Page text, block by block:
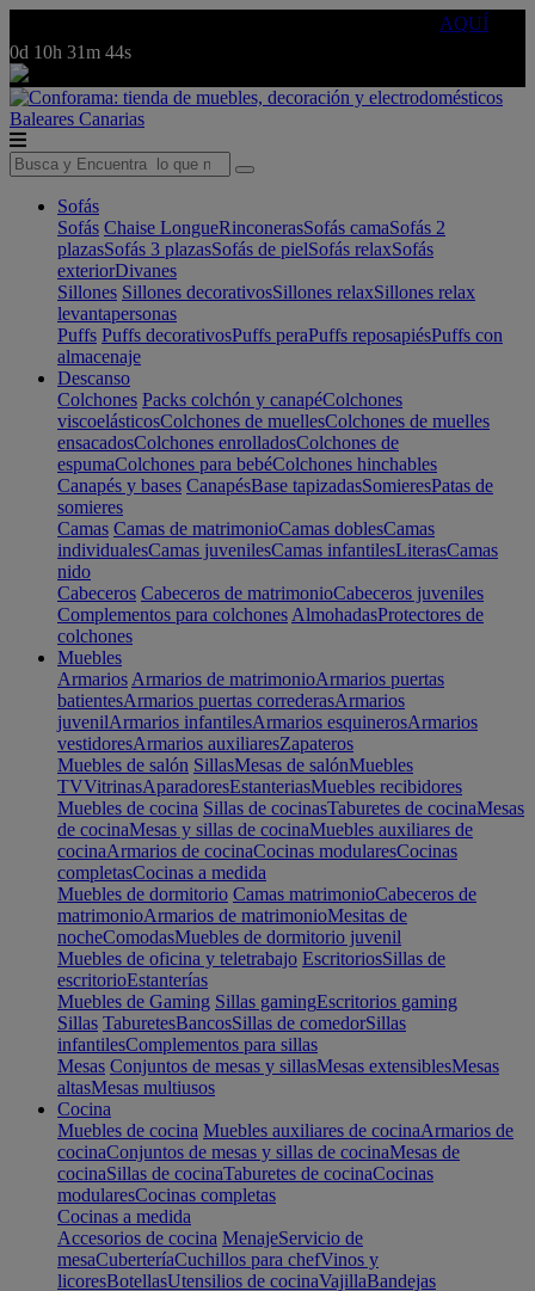
AQUÍ
0d 10h 31m 44s
Baleares Canarias
Sofás
Sofás Chaise LongueRinconerasSofás camaSofás 2
plazasSofás 3 plazasSofás de pielSofás relaxSofás
exteriorDivanes
Sillones Sillones decorativosSillones relaxSillones relax
levantapersonas
Puffs Puffs decorativosPuffs peraPuffs reposapiésPuffs con
almacenaje
Descanso
Colchones Packs colchón y canapéColchones
viscoelásticosColchones de muellesColchones de muelles
ensacadosColchones enrolladosColchones de
espumaColchones para bebéColchones hinchables
Canapés y bases CanapésBase tapizadasSomieresPatas de
somieres
Camas Camas de matrimonioCamas doblesCamas
individualesCamas juvenilesCamas infantilesLiterasCamas
nido
Cabeceros Cabeceros de matrimonioCabeceros juveniles
Complementos para colchones AlmohadasProtectores de
colchones
Muebles
Armarios Armarios de matrimonioArmarios puertas
batientesArmarios puertas correderasArmarios
juvenilArmarios infantilesArmarios esquinerosArmarios
vestidoresArmarios auxiliaresZapateros
Muebles de salón SillasMesas de salónMuebles
TVVitrinasAparadoresEstanteriasMuebles recibidores
Muebles de cocina Sillas de cocinasTaburetes de cocinaMesas
de cocinaMesas y sillas de cocinaMuebles auxiliares de
cocinaArmarios de cocinaCocinas modularesCocinas
completasCocinas a medida
Muebles de dormitorio Camas matrimonioCabeceros de
matrimonioArmarios de matrimonioMesitas de
nocheComodasMuebles de dormitorio juvenil
Muebles de oficina y teletrabajo EscritoriosSillas de
escritorioEstanterías
Muebles de Gaming Sillas gamingEscritorios gaming
Sillas TaburetesBancosSillas de comedorSillas
infantilesComplementos para sillas
Mesas Conjuntos de mesas y sillasMesas extensiblesMesas
altasMesas multiusos
Cocina
Muebles de cocina Muebles auxiliares de cocinaArmarios de
cocinaConjuntos de mesas y sillas de cocinaMesas de
cocinaSillas de cocinaTaburetes de cocinaCocinas
modularesCocinas completas
Cocinas a medida
Accesorios de cocina MenajeServicio de
mesaCuberteríaCuchillos para chefVinos y
licoresBotellasUtensilios de cocinaVajillaBandejas